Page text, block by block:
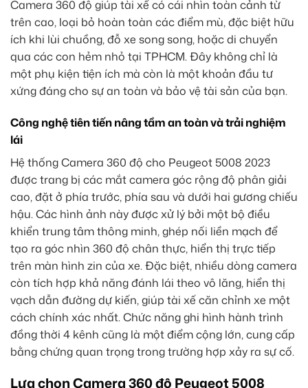
Camera 360 độ giúp tài xế có cái nhìn toàn cảnh từ
trên cao, loại bỏ hoàn toàn các điểm mù, đặc biệt hữu
ích khi lùi chuồng, đỗ xe song song, hoặc di chuyển
qua các con hẻm nhỏ tại TPHCM. Đây không chỉ là
một phụ kiện tiện ích mà còn là một khoản đầu tư
xứng đáng cho sự an toàn và bảo vệ tài sản của bạn.
Công nghệ tiên tiến nâng tầm an toàn và trải nghiệm
lái
Hệ thống Camera 360 độ cho Peugeot 5008 2023
được trang bị các mắt camera góc rộng độ phân giải
cao, đặt ở phía trước, phía sau và dưới hai gương chiếu
hậu. Các hình ảnh này được xử lý bởi một bộ điều
khiển trung tâm thông minh, ghép nối liền mạch để
tạo ra góc nhìn 360 độ chân thực, hiển thị trực tiếp
trên màn hình zin của xe. Đặc biệt, nhiều dòng camera
còn tích hợp khả năng đánh lái theo vô lăng, hiển thị
vạch dẫn đường dự kiến, giúp tài xế căn chỉnh xe một
cách chính xác nhất. Chức năng ghi hình hành trình
đồng thời 4 kênh cũng là một điểm cộng lớn, cung cấp
bằng chứng quan trọng trong trường hợp xảy ra sự cố.
Lựa chọn Camera 360 độ Peugeot 5008